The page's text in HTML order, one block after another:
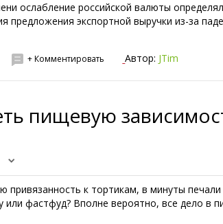
ослабление российской валюты
предложения экспортной выручки из-за
+ Комментировать Автор: JTim
пищевую
привязанность к тортикам, в минуты печали
или фастфуд? Вполне вероятно, все дело в